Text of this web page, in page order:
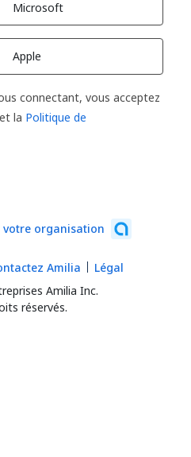
Microsoft
Apple
connectant, vous acceptez
la Politique de
organisation
Amilia Inc.
réservés.
Amilia Légal